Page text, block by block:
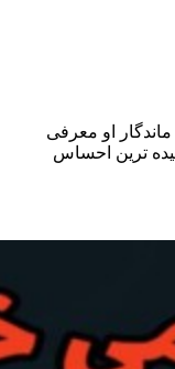
او معرفی
ترین احساس